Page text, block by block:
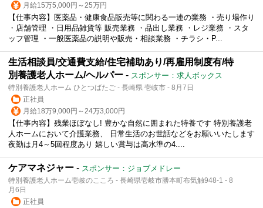
月給15万5,000円～25万円
【仕事内容】医薬品・健康食品販売等に関わる一連の業務 ・売り場作り
・店舗管理 ・日用品雑貨等 販売業務 ・品出し業務 ・レジ業務 ・スタ
ッフ管理 ・一般医薬品の説明や販売・相談業務 ・チラシ・P...
生活相談員/交通費支給/住宅補助あり/再雇用制度有/特
別養護老人ホーム/ヘルパー - スポンサー：求人ボックス
特別養護老人ホーム ひとつばたご - 長崎県 壱岐市 - 8月7日
正社員
月給18万9,000円～24万3,000円
【仕事内容】残業ほぼなし! 豊かな自然に囲まれた特養です 特別養護老
人ホームにおいて介護業務、 日常生活のお世話などをお願いいたします
夜勤は月4～5回程度あり 嬉しい賞与は高水準の4....
ケアマネジャー - スポンサー：ジョブメドレー
特別養護老人ホーム壱岐のこころ - 長崎県壱岐市勝本町布気触948‐1 - 8
月6日
正社員